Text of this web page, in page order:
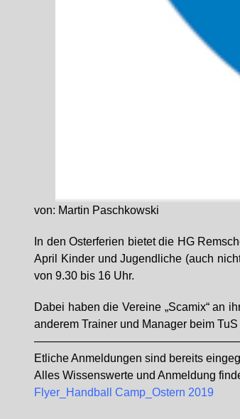
von: Martin Paschkowski
In den Osterferien bietet die HG
April Kinder und Jugendliche (auch
von 9.30 bis 16 Uhr.
Dabei haben die Vereine „Scamix“ an
anderem Trainer und Manager beim
Etliche Anmeldungen sind bereits
Alles Wissenswerte und Anmeldung
Flyer_Handball Camp_Ostern 2019